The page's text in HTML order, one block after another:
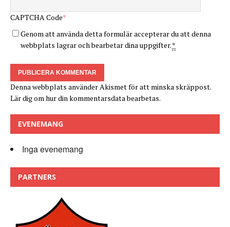
CAPTCHA Code*
Genom att använda detta formulär accepterar du att denna
webbplats lagrar och bearbetar dina uppgifter.*
Denna webbplats använder Akismet för att minska skräppost.
Lär dig om hur din kommentarsdata bearbetas.
EVENEMANG
Inga evenemang
PARTNERS